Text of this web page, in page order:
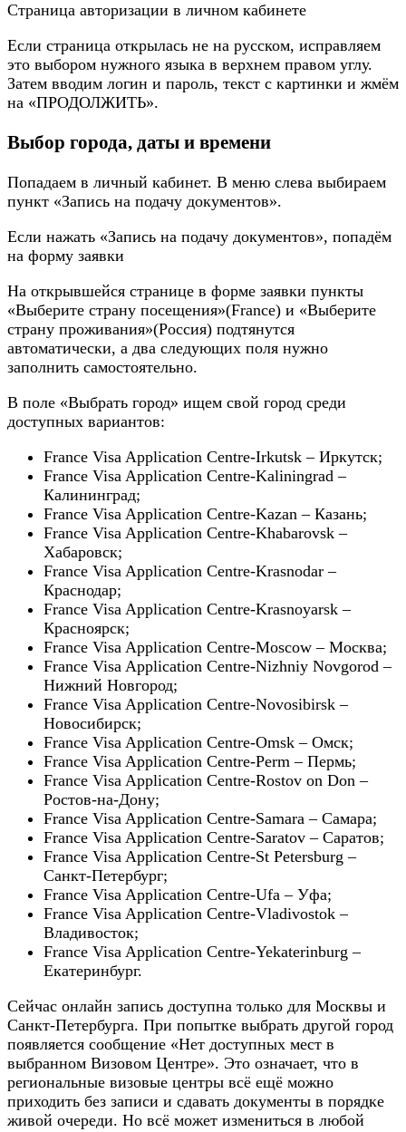
Страница авторизации в личном кабинете
Если страница открылась не на русском, исправляем
это выбором нужного языка в верхнем правом углу.
Затем вводим логин и пароль, текст с картинки и жмём
на «ПРОДОЛЖИТЬ».
Выбор города, даты и времени
Попадаем в личный кабинет. В меню слева выбираем
пункт «Запись на подачу документов».
Если нажать «Запись на подачу документов», попадём
на форму заявки
На открывшейся странице в форме заявки пункты
«Выберите страну посещения»(France) и «Выберите
страну проживания»(Россия) подтянутся
автоматически, а два следующих поля нужно
заполнить самостоятельно.
В поле «Выбрать город» ищем свой город среди
доступных вариантов:
France Visa Application Centre-Irkutsk – Иркутск;
France Visa Application Centre-Kaliningrad –
Калининград;
France Visa Application Centre-Kazan – Казань;
France Visa Application Centre-Khabarovsk –
Хабаровск;
France Visa Application Centre-Krasnodar –
Краснодар;
France Visa Application Centre-Krasnoyarsk –
Красноярск;
France Visa Application Centre-Moscow – Москва;
France Visa Application Centre-Nizhniy Novgorod –
Нижний Новгород;
France Visa Application Centre-Novosibirsk –
Новосибирск;
France Visa Application Centre-Omsk – Омск;
France Visa Application Centre-Perm – Пермь;
France Visa Application Centre-Rostov on Don –
Ростов-на-Дону;
France Visa Application Centre-Samara – Самара;
France Visa Application Centre-Saratov – Саратов;
France Visa Application Centre-St Petersburg –
Санкт-Петербург;
France Visa Application Centre-Ufa – Уфа;
France Visa Application Centre-Vladivostok –
Владивосток;
France Visa Application Centre-Yekaterinburg –
Екатеринбург.
Сейчас онлайн запись доступна только для Москвы и
Санкт-Петербурга. При попытке выбрать другой город
появляется сообщение «Нет доступных мест в
выбранном Визовом Центре». Это означает, что в
региональные визовые центры всё ещё можно
приходить без записи и сдавать документы в порядке
живой очереди. Но всё может измениться в любой